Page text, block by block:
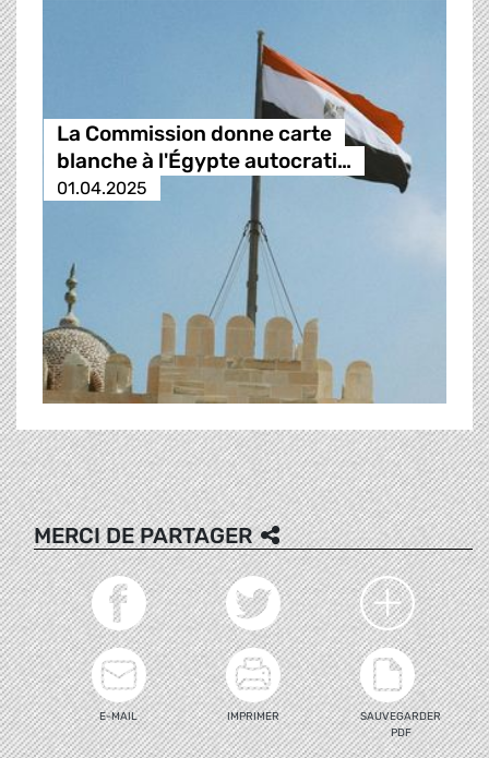
La Commission donne carte
blanche à l'Égypte autocrati…
01.04.2025
MERCI DE PARTAGER
E-MAIL IMPRIMER
SAUVEGARDER
PDF